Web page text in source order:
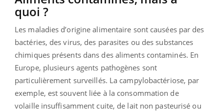
quoi ?
Les maladies d’origine alimentaire sont causées par des
bactéries, des virus, des parasites ou des substances
chimiques présents dans des aliments contaminés. En
Europe, plusieurs agents pathogènes sont
particulièrement surveillés. La campylobactériose, par
exemple, est souvent liée à la consommation de
volaille insuffisamment cuite, de lait non pasteurisé ou